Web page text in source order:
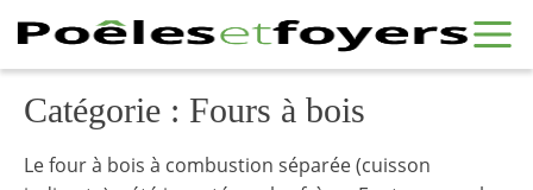
Catégorie : Fours à bois
Le four à bois à combustion séparée (cuisson